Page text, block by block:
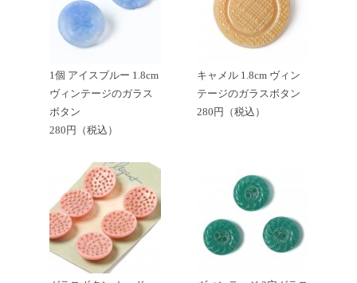
1個 アイスブルー 1.8cm
ヴィンテージのガラス
ボタン
280円（税込）
キャメル 1.8cm ヴィン
テージのガラスボタン
280円（税込）